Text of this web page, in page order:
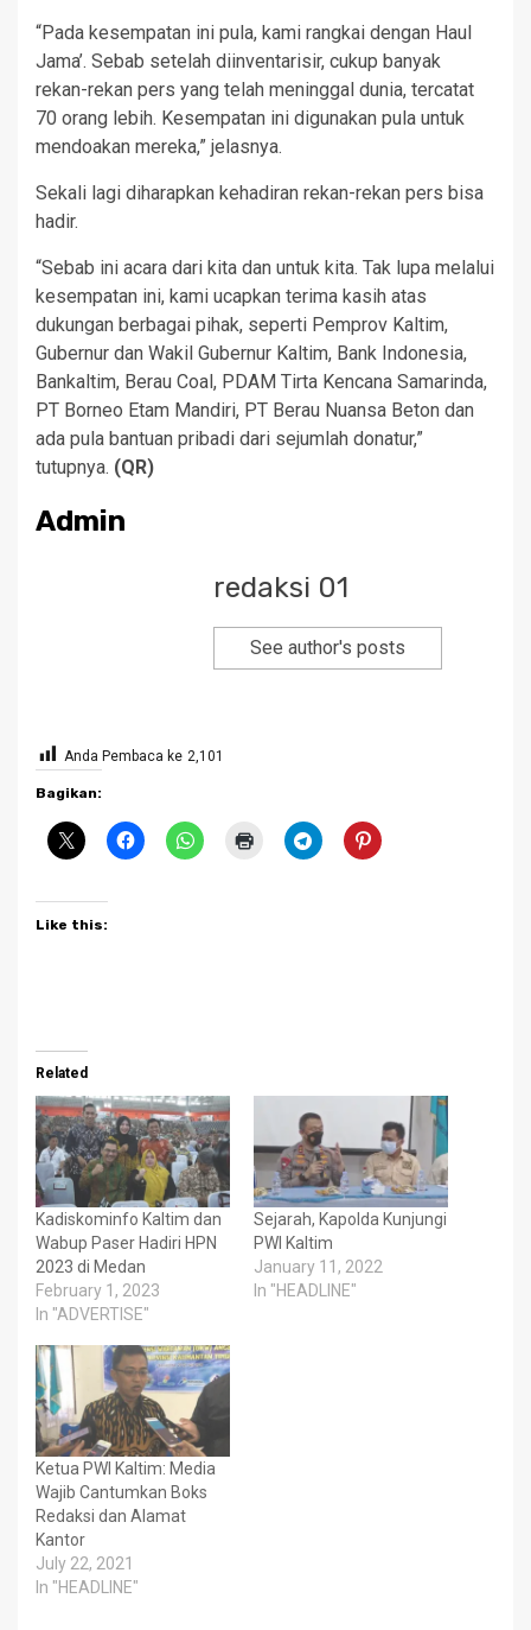
“Pada kesempatan ini pula, kami rangkai dengan Haul
Jama’. Sebab setelah diinventarisir, cukup banyak
rekan-rekan pers yang telah meninggal dunia, tercatat
70 orang lebih. Kesempatan ini digunakan pula untuk
mendoakan mereka,” jelasnya.
Sekali lagi diharapkan kehadiran rekan-rekan pers bisa
hadir.
“Sebab ini acara dari kita dan untuk kita. Tak lupa melalui
kesempatan ini, kami ucapkan terima kasih atas
dukungan berbagai pihak, seperti Pemprov Kaltim,
Gubernur dan Wakil Gubernur Kaltim, Bank Indonesia,
Bankaltim, Berau Coal, PDAM Tirta Kencana Samarinda,
PT Borneo Etam Mandiri, PT Berau Nuansa Beton dan
ada pula bantuan pribadi dari sejumlah donatur,”
tutupnya. (QR)
Admin
redaksi 01
See author's posts
Anda Pembaca ke 2,101
Bagikan:
Like this:
Related
Kadiskominfo Kaltim dan
Wabup Paser Hadiri HPN
2023 di Medan
February 1, 2023
In "ADVERTISE"
Sejarah, Kapolda Kunjungi
PWI Kaltim
January 11, 2022
In "HEADLINE"
Ketua PWI Kaltim: Media
Wajib Cantumkan Boks
Redaksi dan Alamat
Kantor
July 22, 2021
In "HEADLINE"